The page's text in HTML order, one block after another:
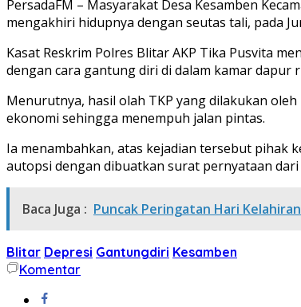
PersadaFM – Masyarakat Desa Kesamben
mengakhiri hidupnya dengan seutas tali, pada
Kasat Reskrim Polres Blitar AKP Tika Pusvita
dengan cara gantung diri di dalam kamar dapur
Menurutnya, hasil olah TKP yang dilakukan
ekonomi sehingga menempuh jalan pintas.
Ia menambahkan, atas kejadian tersebut pihak
autopsi dengan dibuatkan surat pernyataan dari
Baca Juga : Puncak Peringatan Hari
Blitar Depresi Gantungdiri Kesamben
Komentar